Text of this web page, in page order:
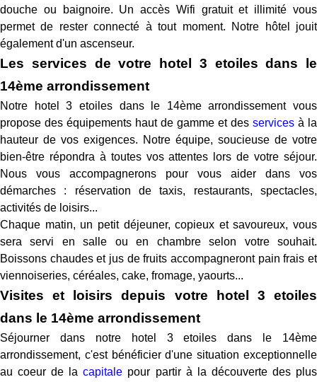
douche ou baignoire. Un accès Wifi gratuit et illimité vous
permet de rester connecté à tout moment. Notre hôtel jouit
également d'un ascenseur.
Les services de votre hotel 3 etoiles dans le
14ème arrondissement
Notre hotel 3 etoiles dans le 14ème arrondissement vous
propose des équipements haut de gamme et des services à la
hauteur de vos exigences. Notre équipe, soucieuse de votre
bien-être répondra à toutes vos attentes lors de votre séjour.
Nous vous accompagnerons pour vous aider dans vos
démarches : réservation de taxis, restaurants, spectacles,
activités de loisirs...
Chaque matin, un petit déjeuner, copieux et savoureux, vous
sera servi en salle ou en chambre selon votre souhait.
Boissons chaudes et jus de fruits accompagneront pain frais et
viennoiseries, céréales, cake, fromage, yaourts...
Visites et loisirs depuis votre hotel 3 etoiles
dans le 14ème arrondissement
Séjourner dans notre hotel 3 etoiles dans le 14ème
arrondissement, c'est bénéficier d'une situation exceptionnelle
au coeur de lacapitale pour partir à la découverte des plus